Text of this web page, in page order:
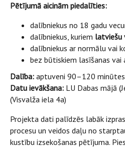
Pētījumā aicinām piedalīties:
dalībniekus no 18 gadu
dalībniekus, kuriem latviešu
dalībniekus ar normālu vai
bez būtiskiem lasīšanas
Dalība: aptuveni 90–120
Datu ievākšana: LU Dabas mājā
(Visvalža iela 4a)
Projekta dati palīdzēs labāk
procesu un veidos daļu no
kustību izsekošanas pētījuma.